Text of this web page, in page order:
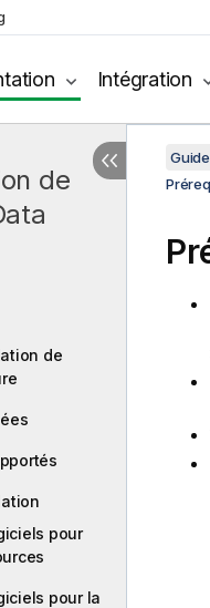
Intégration
de
de
pour
pour la